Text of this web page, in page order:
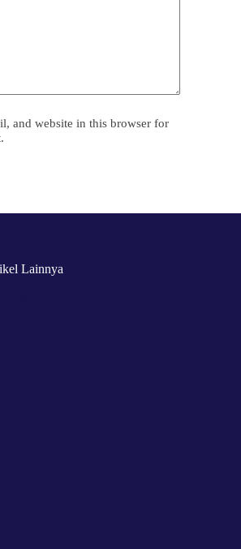
and website in this browser for
Lainnya